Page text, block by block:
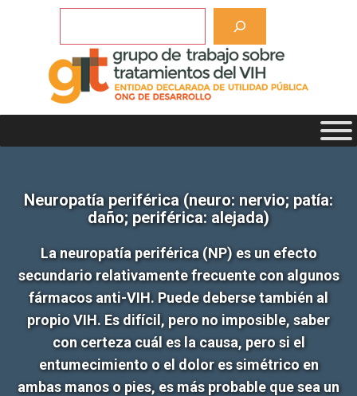
Neuropatía periférica (neuro: nervio; patía:
daño; periférica: alejada)
La neuropatía periférica (NP) es un efecto
secundario relativamente frecuente con algunos
fármacos anti-VIH. Puede deberse también al
propio VIH. Es difícil, pero no imposible, saber
con certeza cuál es la causa, pero si el
entumecimiento o el dolor es simétrico en
ambas manos o pies, es más probable que sea un